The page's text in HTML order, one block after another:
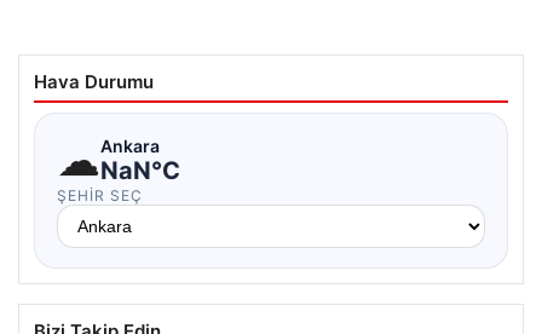
Hava Durumu
☁Ankara
NaN°C
ŞEHIR SEÇ